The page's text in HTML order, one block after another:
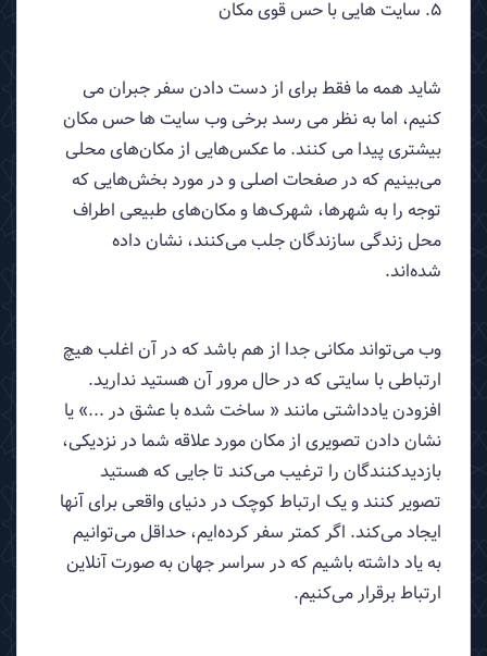
5. سایت هایی با حس قوی مکان
شاید همه ما فقط برای از دست دادن سفر جبران می
کنیم، اما به نظر می رسد برخی وب سایت ها حس مکان
بیشتری پیدا می کنند. ما عکس‌هایی از مکان‌های محلی
می‌بینیم که در صفحات اصلی و در مورد بخش‌هایی که
توجه را به شهرها، شهرک‌ها و مکان‌های طبیعی اطراف
محل زندگی سازندگان جلب می‌کنند، نشان داده
شده‌اند.
وب می‌تواند مکانی جدا از هم باشد که در آن اغلب هیچ
ارتباطی با سایتی که در حال مرور آن هستید ندارید.
افزودن یادداشتی مانند « ساخت شده با عشق در ...» یا
نشان دادن تصویری از مکان مورد علاقه شما در نزدیکی،
بازدیدکنندگان را ترغیب می‌کند تا جایی که هستید
تصویر کنند و یک ارتباط کوچک در دنیای واقعی برای آنها
ایجاد می‌کند. اگر کمتر سفر کرده‌ایم، حداقل می‌توانیم
به یاد داشته باشیم که در سراسر جهان به صورت آنلاین
ارتباط برقرار می‌کنیم.